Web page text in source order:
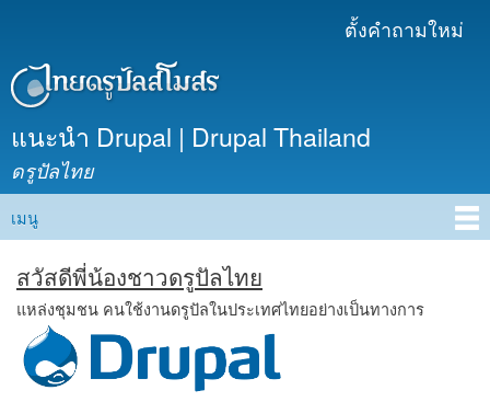
เนื้อหา
ตั้งคำถามใหม่
แนะนำ Drupal | Drupal Thailand
ดรูปัลไทย
Main menu
เมนู
สวัสดีพี่น้องชาวดรูปัลไทย
แหล่งชุมชน คนใช้งานดรูปัลในประเทศไทยอย่างเป็นทางการ